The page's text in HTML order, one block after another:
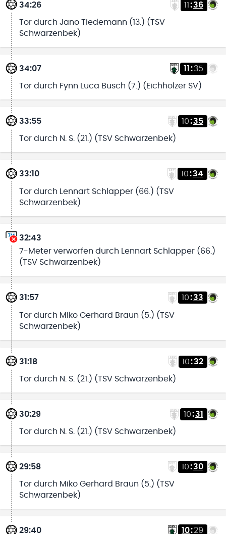
34:26 11:36
Tor durch Jano Tiedemann (13.) (TSV
Schwarzenbek)
34:07 11 :35
Tor durch Fynn Luca Busch (7.) (Eichholzer SV)
33:55 10:35
Tor durch N. S. (21.) (TSV Schwarzenbek)
33:10 10:34
Tor durch Lennart Schlapper (66.) (TSV
Schwarzenbek)
32:43
7-Meter verworfen durch Lennart Schlapper (66.)
(TSV Schwarzenbek)
31:57 10:33
Tor durch Miko Gerhard Braun (5.) (TSV
Schwarzenbek)
31:18 10:32
Tor durch N. S. (21.) (TSV Schwarzenbek)
30:29 10:31
Tor durch N. S. (21.) (TSV Schwarzenbek)
29:58 10:30
Tor durch Miko Gerhard Braun (5.) (TSV
Schwarzenbek)
29:40 10:29